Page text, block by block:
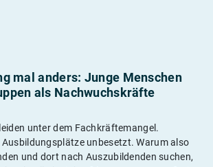
mal anders: Junge Menschen
als Nachwuchskräfte
unter dem Fachkräftemangel.
Ausbildungsplätze unbesetzt. Warum also
und dort nach Auszubildenden suchen,